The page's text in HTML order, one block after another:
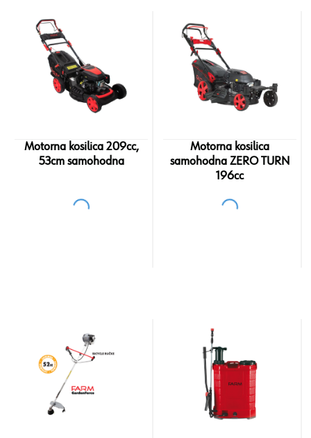
Motorna kosilica 209cc,
53cm samohodna
Motorna kosilica
samohodna ZERO TURN
196cc